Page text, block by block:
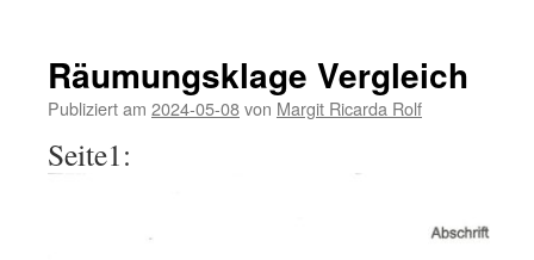
Räumungsklage Vergleich
Publiziert am 2024-05-08von Margit Ricarda Rolf
Seite1: